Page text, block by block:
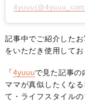
記事中でご紹介したお
をいただき使用して
「4yuuuで見た記事の
ママが真似したくな
て・ライフスタイル